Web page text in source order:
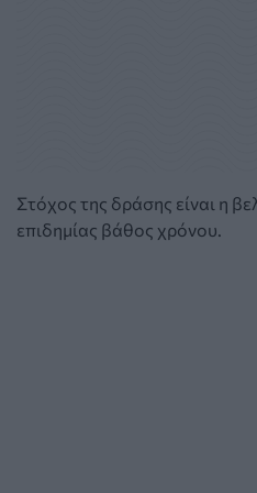
Στόχος της δράσης είναι η
επιδημίας βάθος χρόνου.